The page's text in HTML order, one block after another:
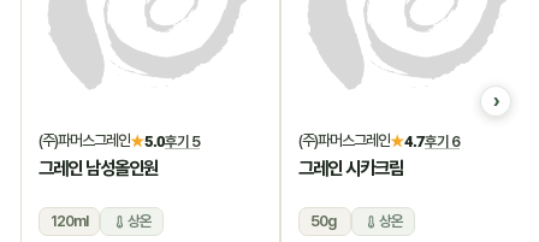
(주)파머스그레인★5.0후기 5
그레인 남성올인원
120ml 상온
(주)파머스그레인★4.7후기 6
그레인 시카크림
50g 상온